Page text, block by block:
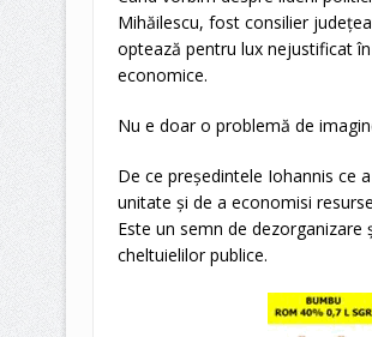
Mihăilescu, fost consilier
optează pentru lux nejustificat
economice.
Nu e doar o problemă de
De ce președintele Iohannis ce
unitate și de a economisi
Este un semn de
cheltuielilor publice.